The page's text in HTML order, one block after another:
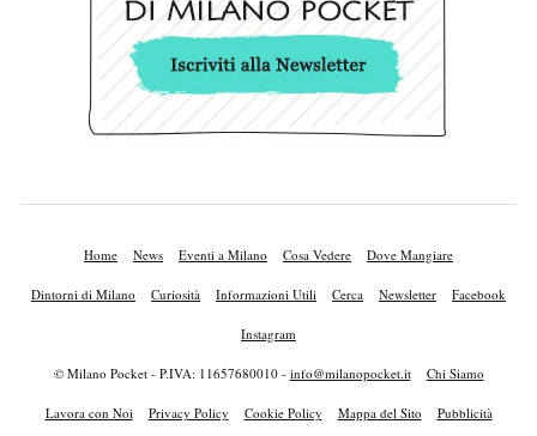
Home News Eventi a Milano Cosa Vedere Dove Mangiare
Dintorni di Milano Curiosità Informazioni Utili Cerca Newsletter Facebook
Instagram
© Milano Pocket - P.IVA: 11657680010 - info@milanopocket.it Chi Siamo
Lavora con Noi Privacy Policy Cookie Policy Mappa del Sito Pubblicità